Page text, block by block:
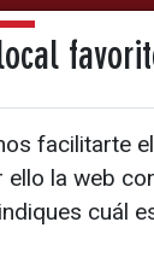
facilitarte
la web
cuál